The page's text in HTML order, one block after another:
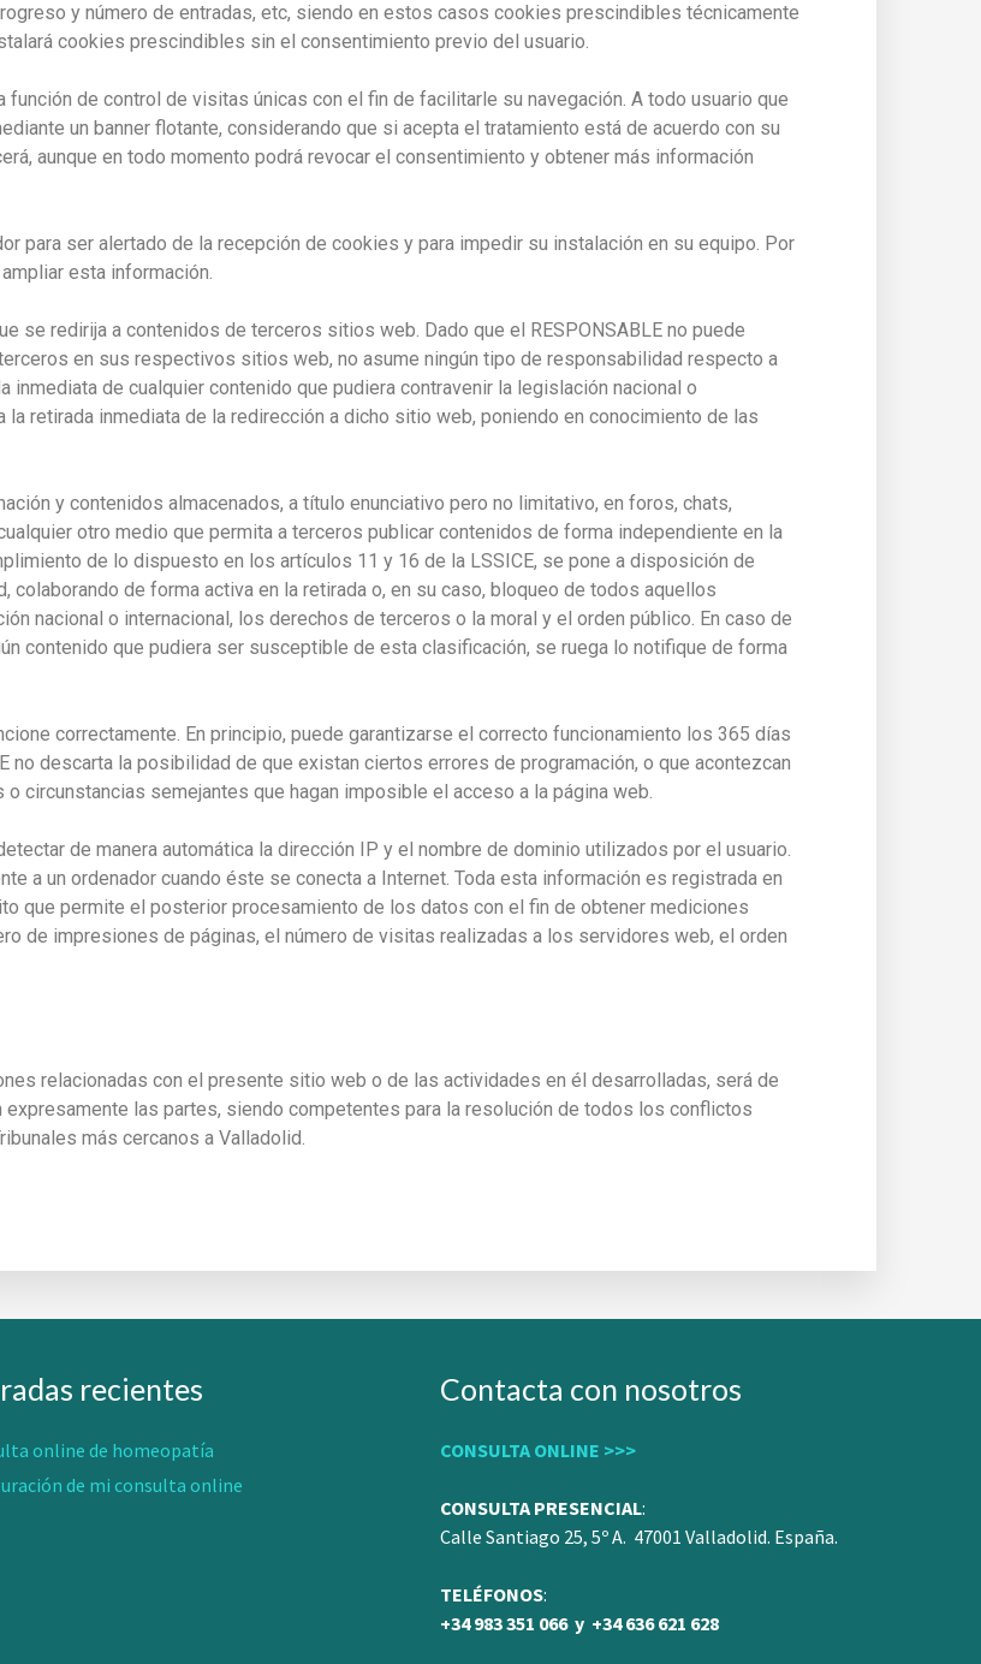
y número de entradas, etc, siendo en estos casos cookies prescindibles técnicamente
cookies prescindibles sin el consentimiento previo del usuario.
de control de visitas únicas con el fin de facilitarle su navegación. A todo usuario que
un banner flotante, considerando que si acepta el tratamiento está de acuerdo con su
aunque en todo momento podrá revocar el consentimiento y obtener más información
para ser alertado de la recepción de cookies y para impedir su instalación en su equipo. Por
esta información.
se redirija a contenidos de terceros sitios web. Dado que el RESPONSABLE no puede
en sus respectivos sitios web, no asume ningún tipo de responsabilidad respecto a
inmediata de cualquier contenido que pudiera contravenir la legislación nacional o
retirada inmediata de la redirección a dicho sitio web, poniendo en conocimiento de las
y contenidos almacenados, a título enunciativo pero no limitativo, en foros, chats,
otro medio que permita a terceros publicar contenidos de forma independiente en la
de lo dispuesto en los artículos 11 y 16 de la LSSICE, se pone a disposición de
de forma activa en la retirada o, en su caso, bloqueo de todos aquellos
nacional o internacional, los derechos de terceros o la moral y el orden público. En caso de
contenido que pudiera ser susceptible de esta clasificación, se ruega lo notifique de forma
correctamente. En principio, puede garantizarse el correcto funcionamiento los 365 días
no descarta la posibilidad de que existan ciertos errores de programación, o que acontezcan
circunstancias semejantes que hagan imposible el acceso a la página web.
de manera automática la dirección IP y el nombre de dominio utilizados por el usuario.
a un ordenador cuando éste se conecta a Internet. Toda esta información es registrada en
que permite el posterior procesamiento de los datos con el fin de obtener mediciones
de impresiones de páginas, el número de visitas realizadas a los servidores web, el orden
relacionadas con el presente sitio web o de las actividades en él desarrolladas, será de
las partes, siendo competentes para la resolución de todos los conflictos
más cercanos a Valladolid.
recientes
online de homeopatía
de mi consulta online
Contacta con nosotros
CONSULTA ONLINE >>>
CONSULTA PRESENCIAL:
Calle Santiago 25, 5º A. 47001 Valladolid. España.
TELÉFONOS:
+34 983 351 066 y +34 636 621 628